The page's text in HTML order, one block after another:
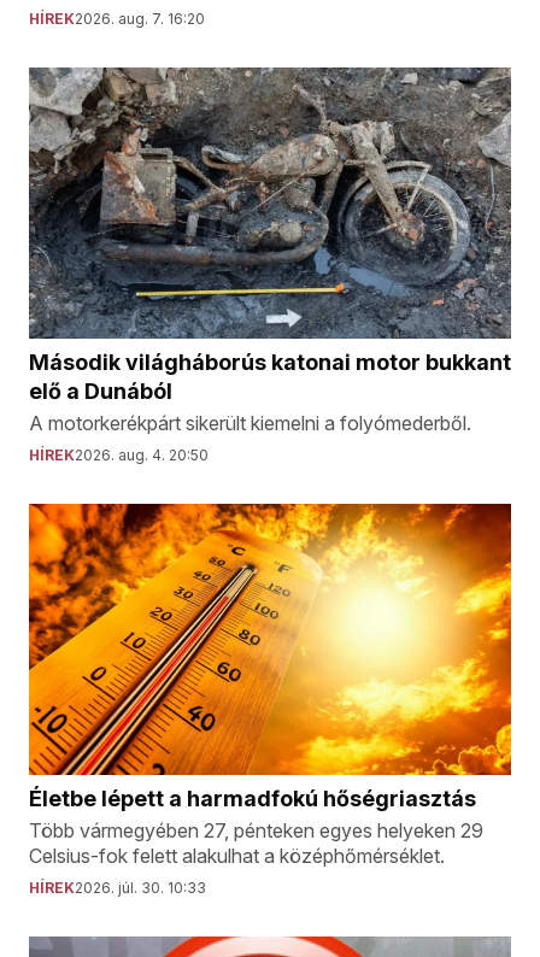
HÍREK2026. aug. 7. 16:20
Második világháborús katonai motor bukkant
elő a Dunából
A motorkerékpárt sikerült kiemelni a folyómederből.
HÍREK2026. aug. 4. 20:50
Életbe lépett a harmadfokú hőségriasztás
Több vármegyében 27, pénteken egyes helyeken 29
Celsius-fok felett alakulhat a középhőmérséklet.
HÍREK2026. júl. 30. 10:33